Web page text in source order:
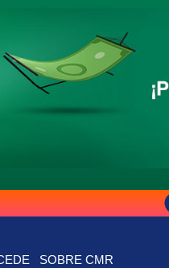
SOBRE CMR